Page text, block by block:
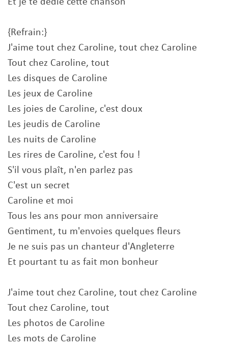
Et je te dédie cette chanson
{Refrain:}
J'aime tout chez Caroline, tout chez Caroline
Tout chez Caroline, tout
Les disques de Caroline
Les jeux de Caroline
Les joies de Caroline, c'est doux
Les jeudis de Caroline
Les nuits de Caroline
Les rires de Caroline, c'est fou !
S'il vous plaît, n'en parlez pas
C'est un secret
Caroline et moi
Tous les ans pour mon anniversaire
Gentiment, tu m'envoies quelques fleurs
Je ne suis pas un chanteur d'Angleterre
Et pourtant tu as fait mon bonheur
J'aime tout chez Caroline, tout chez Caroline
Tout chez Caroline, tout
Les photos de Caroline
Les mots de Caroline